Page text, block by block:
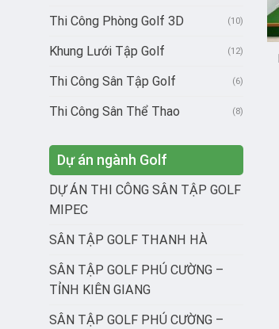
Thi Công Phòng Golf 3D (10)
Khung Lưới Tập Golf (12)
Thi Công Sân Tập Golf (6)
Thi Công Sân Thể Thao (8)
Dự án ngành Golf
DỰ ÁN THI CÔNG SÂN TẬP GOLF
MIPEC
SÂN TẬP GOLF THANH HÀ
SÂN TẬP GOLF PHÚ CƯỜNG –
TỈNH KIÊN GIANG
SÂN TẬP GOLF PHÚ CƯỜNG –